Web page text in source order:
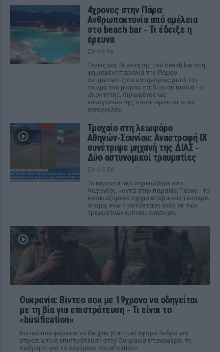
4χρονος στην Πάρο:
Ανθρωποκτονία από αμέλεια
στο beach bar ‑ Τι έδειξε η
έρευνα
ΣΉΜΕΡΑ
Γονείς και ιδιοκτήτης του beach bar στη
φημισμένη παραλία της Πάρου
αντιμετωπίζουν κατηγορίες μετά τον
πνιγμό του μικρού παιδιού σε πισίνα - ο
ιδιοκτήτης, δηλωμένος ως
ναυαγοσώστης, παραπέμπεται στον
εισαγγελέα
Τροχαίο στη λεωφόρο
Αθηνών‑Σουνίου: Αναστροφή ΙΧ
συνέτριψε μηχανή της ΔΙΑΣ ‑
Δύο αστυνομικοί τραυματίες
ΣΉΜΕΡΑ
Το περιστατικό σημειώθηκε στο
Λαγονήσι, κοντά στην παραλία Πεύκο - το
ενοικιαζόμενο όχημα επέβαιναν τέσσερα
άτομα, ενώ η κατάσταση ενός εκ των
τραυματιών εμπνέει ανησυχία.
Ουκρανία: Βίντεο σοκ με 19χρονο να οδηγείται
με τη βία για επιστράτευση ‑ Τι είναι το
«busification»
Βίντεο που φέρεται να δείχνει βίαιη μεταφορά άνδρα για
στρατιωτική επιστράτευση στην Ουκρανία επαναφέρει τη
συζήτηση για το λεγόμενο «busification».